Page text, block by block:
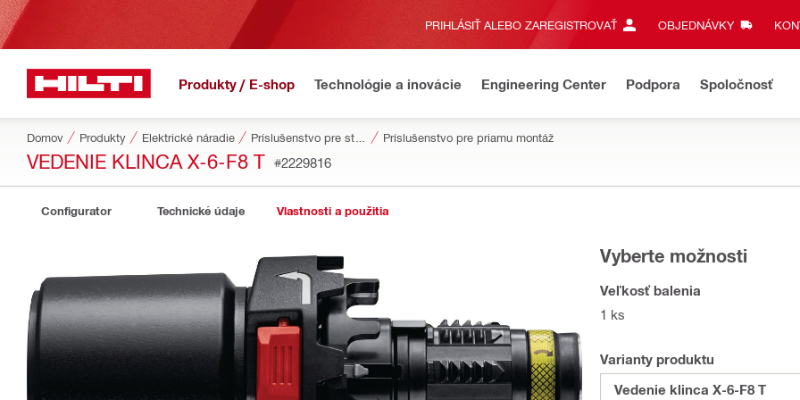
PRIHLÁSIŤ ALEBO ZAREGISTROVAŤ OBJEDNÁVKY
Produkty / E-shop Technológie a inovácie Engineering Center Podpora Spoločnosť
Domov Produkty Elektrické náradie Príslušenstvo pre priamu montáž
VEDENIE KLINCA X-6-F8 T #2229816
Configurator Technické údaje Vlastnosti a použitia
Vyberte možnosti
Veľkosť balenia
1 ks
Varianty produktu
Vedenie klinca X-6-F8 T